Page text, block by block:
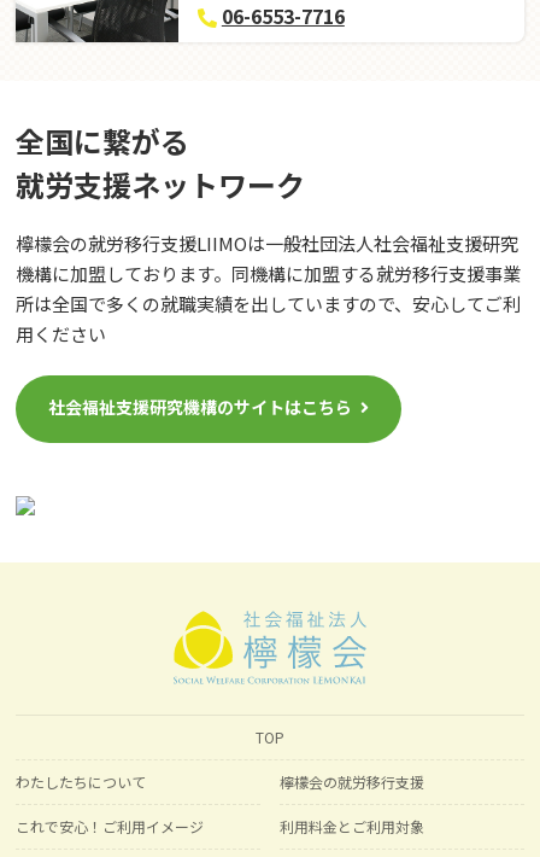
06-6553-7716
全国に繋がる
就労⽀援ネットワーク
檸檬会の就労移行支援LIIMOは一般社団法人社会福祉支援研究
機構に加盟しております。同機構に加盟する就労移行支援事業
所は全国で多くの就職実績を出していますので、安心してご利
用ください
社会福祉支援研究機構のサイトはこちら
TOP
わたしたちについて 檸檬会の就労移行支援
これで安心！ご利用イメージ 利用料金とご利用対象